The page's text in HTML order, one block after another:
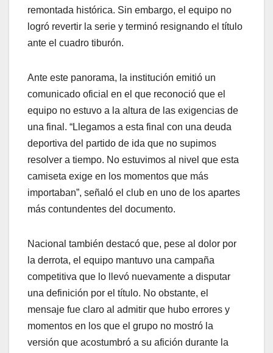
remontada histórica. Sin embargo, el equipo no
logró revertir la serie y terminó resignando el título
ante el cuadro tiburón.
Ante este panorama, la institución emitió un
comunicado oficial en el que reconoció que el
equipo no estuvo a la altura de las exigencias de
una final. “Llegamos a esta final con una deuda
deportiva del partido de ida que no supimos
resolver a tiempo. No estuvimos al nivel que esta
camiseta exige en los momentos que más
importaban”, señaló el club en uno de los apartes
más contundentes del documento.
Nacional también destacó que, pese al dolor por
la derrota, el equipo mantuvo una campaña
competitiva que lo llevó nuevamente a disputar
una definición por el título. No obstante, el
mensaje fue claro al admitir que hubo errores y
momentos en los que el grupo no mostró la
versión que acostumbró a su afición durante la